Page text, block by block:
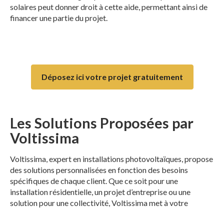
solaires peut donner droit à cette aide, permettant ainsi de
financer une partie du projet.
Déposez ici votre projet gratuitement
Les Solutions Proposées par
Voltissima
Voltissima, expert en installations photovoltaïques, propose
des solutions personnalisées en fonction des besoins
spécifiques de chaque client. Que ce soit pour une
installation résidentielle, un projet d’entreprise ou une
solution pour une collectivité, Voltissima met à votre